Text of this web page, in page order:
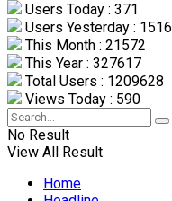
Users Today : 371
Users Yesterday : 1516
This Month : 21572
This Year : 327617
Total Users : 1209628
Views Today : 590
No Result
View All Result
Home